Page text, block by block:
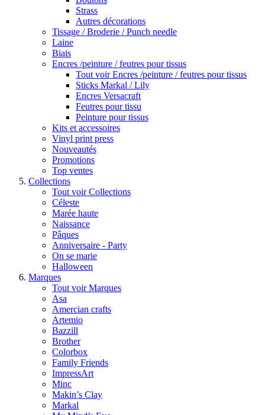
Strass
Autres décorations
Tissage / Broderie / Punch needle
Laine
Biais
Encres /peinture / feutres pour tissus
Tout voir Encres /peinture / feutres pour tissus
Sticks Markal / Lily
Encres Versacraft
Feutres pour tissu
Peinture pour tissus
Kits et accessoires
Vinyl print press
Nouveautés
Promotions
Top ventes
Collections
Tout voir Collections
Céleste
Marée haute
Naissance
Pâques
Anniversaire - Party
On se marie
Halloween
Marques
Tout voir Marques
Asa
Amercian crafts
Artemio
Bazzill
Brother
Colorbox
Family Friends
ImpressArt
Minc
Makin’s Clay
Markal